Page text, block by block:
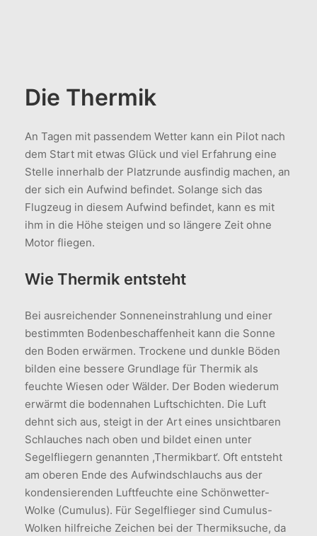
Die Thermik
An Tagen mit passendem Wetter kann ein Pilot nach
dem Start mit etwas Glück und viel Erfahrung eine
Stelle innerhalb der Platzrunde ausfindig machen, an
der sich ein Aufwind befindet. Solange sich das
Flugzeug in diesem Aufwind befindet, kann es mit
ihm in die Höhe steigen und so längere Zeit ohne
Motor fliegen.
Wie Thermik entsteht
Bei ausreichender Sonneneinstrahlung und einer
bestimmten Bodenbeschaffenheit kann die Sonne
den Boden erwärmen. Trockene und dunkle Böden
bilden eine bessere Grundlage für Thermik als
feuchte Wiesen oder Wälder. Der Boden wiederum
erwärmt die bodennahen Luftschichten. Die Luft
dehnt sich aus, steigt in der Art eines unsichtbaren
Schlauches nach oben und bildet einen unter
Segelfliegern genannten ,Thermikbart‘. Oft entsteht
am oberen Ende des Aufwindschlauchs aus der
kondensierenden Luftfeuchte eine Schönwetter-
Wolke (Cumulus). Für Segelflieger sind Cumulus-
Wolken hilfreiche Zeichen bei der Thermiksuche, da